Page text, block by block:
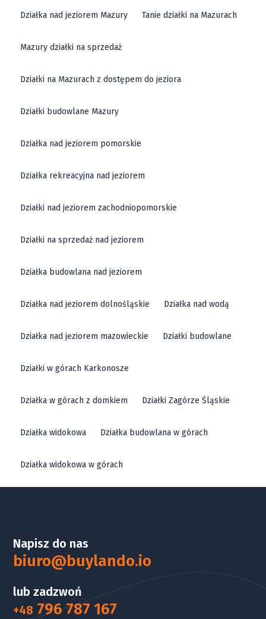
Działka nad jeziorem Mazury Tanie działki na Mazurach
Mazury działki na sprzedaż
Działki na Mazurach z dostępem do jeziora
Działki budowlane Mazury
Działka nad jeziorem pomorskie
Działka rekreacyjna nad jeziorem
Działki nad jeziorem zachodniopomorskie
Działki na sprzedaż nad jeziorem
Działka budowlana nad jeziorem
Działka nad jeziorem dolnośląskie Działka nad wodą
Działka nad jeziorem mazowieckie Działki budowlane
Działki w górach Karkonosze
Działka w górach z domkiem Działki Zagórze Śląskie
Działka widokowa Działka budowlana w górach
Działka widokowa w górach
Napisz do nas
biuro@buylando.io
lub zadzwoń
+48 796 787 167